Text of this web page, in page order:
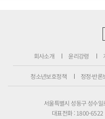
회사소개 윤리강령
청소년보호정책 정정·반론
서울특별시 성동구 성수
대표전화 : 1800-6522